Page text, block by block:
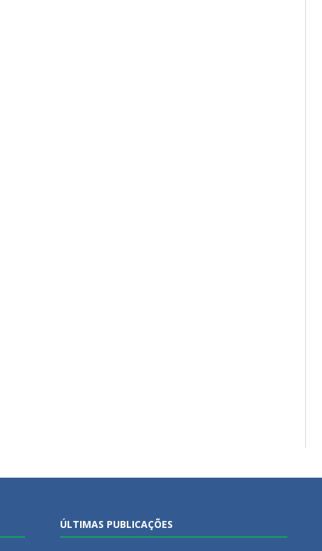
ÚLTIMAS PUBLICAÇÕES